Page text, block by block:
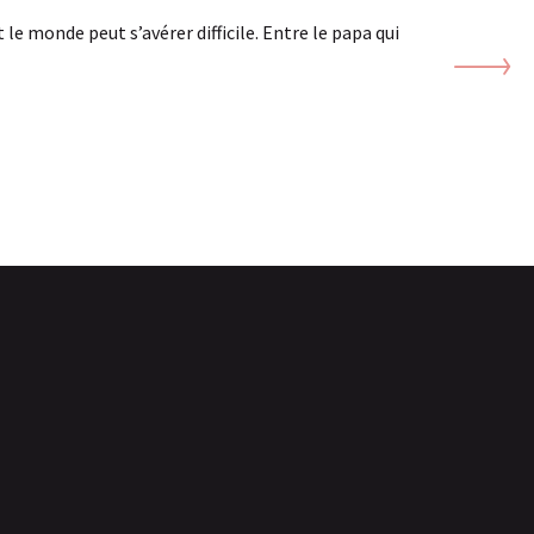
monde peut s’avérer difficile. Entre le papa qui
Pays